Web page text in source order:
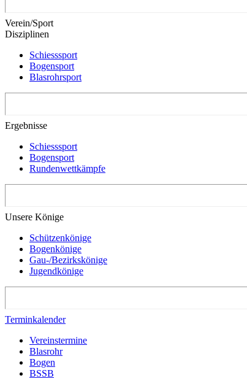
Verein/Sport
Disziplinen
Schiesssport
Bogensport
Blasrohrsport
Ergebnisse
Schiesssport
Bogensport
Rundenwettkämpfe
Unsere Könige
Schützenkönige
Bogenkönige
Gau-/Bezirkskönige
Jugendkönige
Terminkalender
Vereinstermine
Blasrohr
Bogen
BSSB